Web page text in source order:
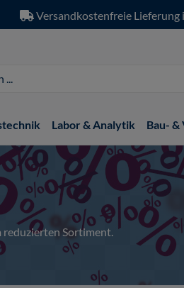
Versandkostenfreie Lieferung
Labor & Analytik Bau-
reduzierten Sortiment.